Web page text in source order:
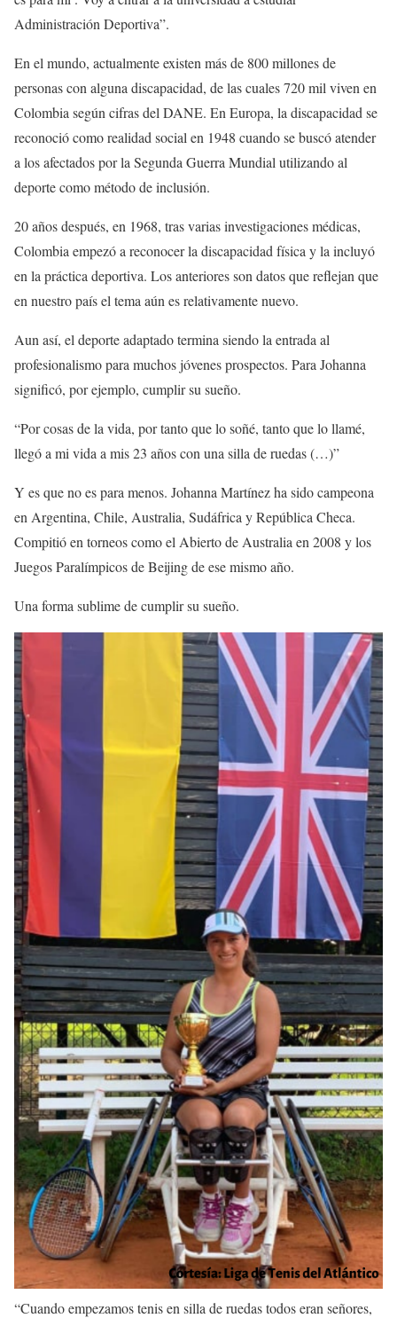
Administración Deportiva”.
En el mundo, actualmente existen más de 800 millones de
personas con alguna discapacidad, de las cuales 720 mil viven en
Colombia según cifras del DANE. En Europa, la discapacidad se
reconoció como realidad social en 1948 cuando se buscó atender
a los afectados por la Segunda Guerra Mundial utilizando al
deporte como método de inclusión.
20 años después, en 1968, tras varias investigaciones médicas,
Colombia empezó a reconocer la discapacidad física y la incluyó
en la práctica deportiva. Los anteriores son datos que reflejan que
en nuestro país el tema aún es relativamente nuevo.
Aun así, el deporte adaptado termina siendo la entrada al
profesionalismo para muchos jóvenes prospectos. Para Johanna
significó, por ejemplo, cumplir su sueño.
“Por cosas de la vida, por tanto que lo soñé, tanto que lo llamé,
llegó a mi vida a mis 23 años con una silla de ruedas (…)”
Y es que no es para menos. Johanna Martínez ha sido campeona
en Argentina, Chile, Australia, Sudáfrica y República Checa.
Compitió en torneos como el Abierto de Australia en 2008 y los
Juegos Paralímpicos de Beijing de ese mismo año.
Una forma sublime de cumplir su sueño.
“Cuando empezamos tenis en silla de ruedas todos eran señores,